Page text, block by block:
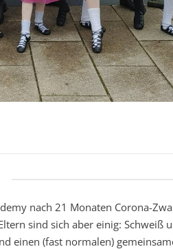
nach 21 Monaten Corona-
sind sich aber einig: Schweiß
einen (fast normalen)